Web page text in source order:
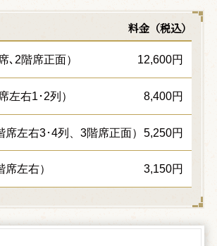
料金（税込）
､2階席正面） 12,600円
左右1･2列） 8,400円
席左右3･4列、3階席正面） 5,250円
左右） 3,150円